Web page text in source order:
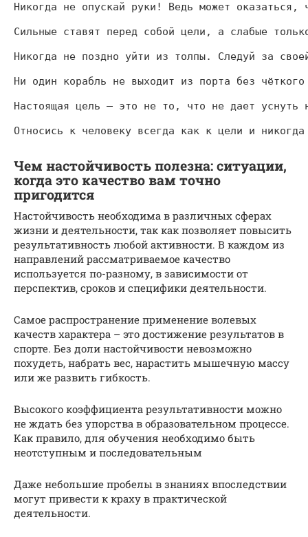
Никогда не опускай руки! Ведь может
Сильные ставят перед собой цели, а слабые
Никогда не поздно уйти из толпы. Следуй за
Ни один корабль не выходит из порта без
Настоящая цель — это не то, что не дает
Относись к человеку всегда как к цели и
Чем настойчивость полезна: ситуации,
когда это качество вам точно
пригодится
Настойчивость необходима в различных сферах
жизни и деятельности, так как позволяет повысить
результативность любой активности. В каждом из
направлений рассматриваемое качество
используется по-разному, в зависимости от
перспектив, сроков и специфики деятельности.
Самое распространение применение волевых
качеств характера – это достижение результатов в
спорте. Без доли настойчивости невозможно
похудеть, набрать вес, нарастить мышечную массу
или же развить гибкость.
Высокого коэффициента результативности можно
не ждать без упорства в образовательном процессе.
Как правило, для обучения необходимо быть
неотступным и последовательным
Даже небольшие пробелы в знаниях впоследствии
могут привести к краху в практической
деятельности.